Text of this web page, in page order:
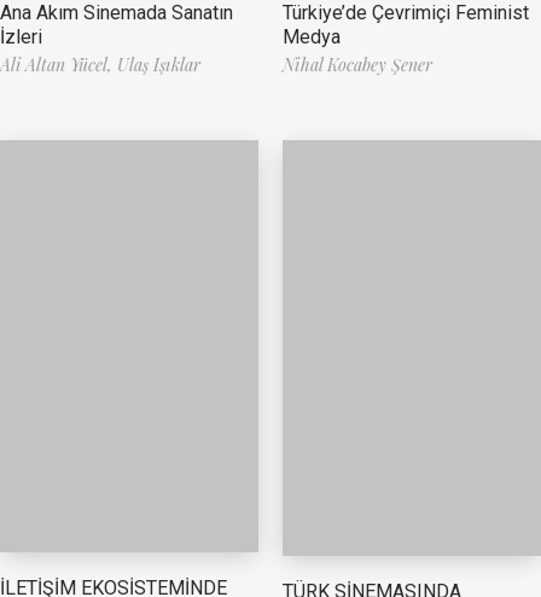
Ana Akım Sinemada Sanatın
İzleri
Ali Altan Yücel, Ulaş Işıklar
Türkiye’de Çevrimiçi Feminist
Medya
Nihal Kocabey Şener
İLETİŞİM EKOSİSTEMİNDE
TÜRK SİNEMASINDA